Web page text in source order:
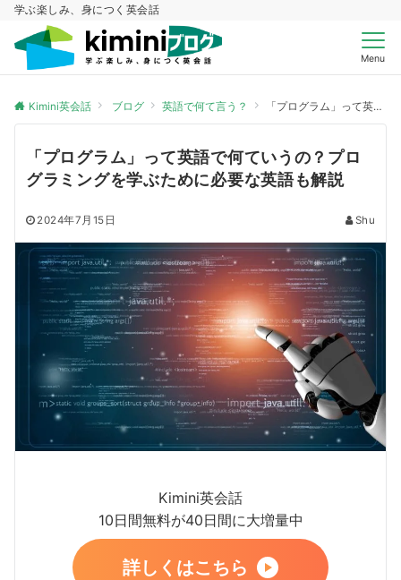
学ぶ楽しみ、身につく英会話
Menu
Kimini英会話 ブログ 英語で何て言う？ 「プログラム」って英語で何ていうの？プログラミングを学ぶために必要な英語も解説
「プログラム」って英語で何ていうの？プロ
グラミングを学ぶために必要な英語も解説
2024年7月15日 Shu
Kimini英会話
10日間無料が40日間に大増量中
詳しくはこちら